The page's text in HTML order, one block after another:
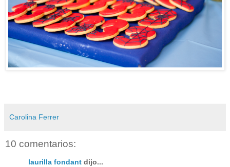
Carolina Ferrer
10 comentarios:
laurilla fondant dijo...